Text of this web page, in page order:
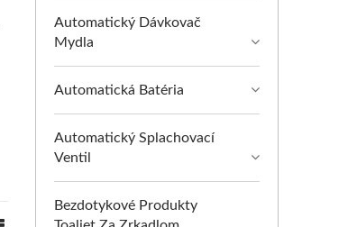
Automatický Dávkovač
Mydla
Automatická Batéria
Automatický Splachovací
Ventil
Bezdotykové Produkty